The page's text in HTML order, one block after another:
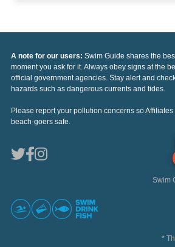
A note for our users: Swim Guide shares the
moment you ask for it. Always obey signs at the
official government agencies. Stay alert and
hazards such as dangerous currents and tides.
Please report your pollution concerns so
beach-goers safe.
Swim
*